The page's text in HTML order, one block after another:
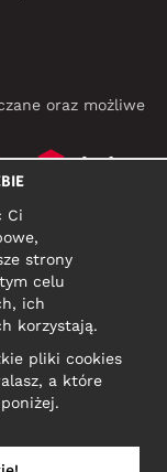
oraz możliwe
Ci
strony
celu
ich
korzystają.
pliki cookies
a które